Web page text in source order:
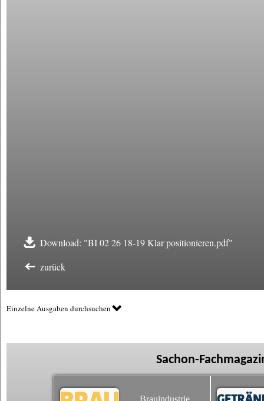
Download: "BI 02 26 18-19 Klar positionieren.pdf"
zurück
Einzelne Ausgaben durchsuchen
Sachon-
Brauindustrie